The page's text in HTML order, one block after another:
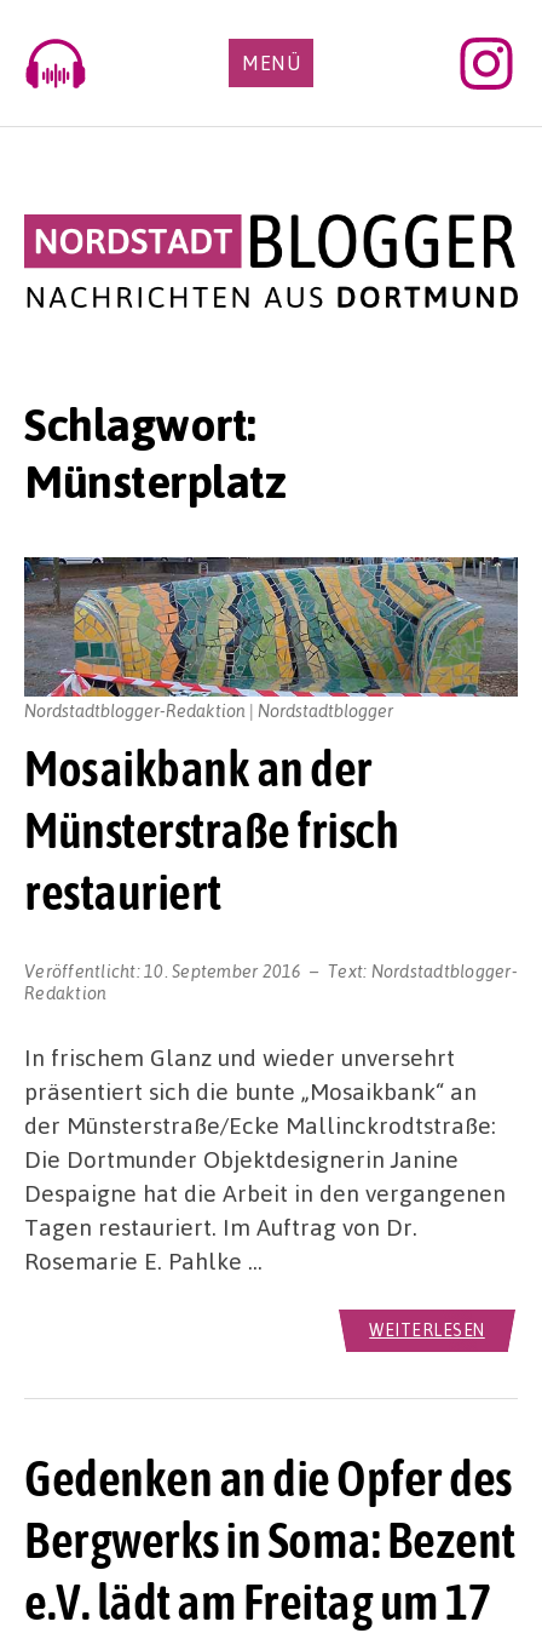
content
MENÜ
Schlagwort:
Münsterplatz
Mosaikbank an der
Münsterstraße frisch
restauriert
Veröffentlicht: 10. September 2016 Text: Nordstadtblogger-
Redaktion
Nordstadtblogger-Redaktion | Nordstadtblogger
In frischem Glanz und wieder unversehrt
präsentiert sich die bunte „Mosaikbank“ an
der Münsterstraße/Ecke Mallinckrodtstraße:
Die Dortmunder Objektdesignerin Janine
Despaigne hat die Arbeit in den vergangenen
Tagen restauriert. Im Auftrag von Dr.
Rosemarie E. Pahlke …
WEITERLESEN
Gedenken an die Opfer des
Bergwerks in Soma: Bezent
e.V. lädt am Freitag um 17